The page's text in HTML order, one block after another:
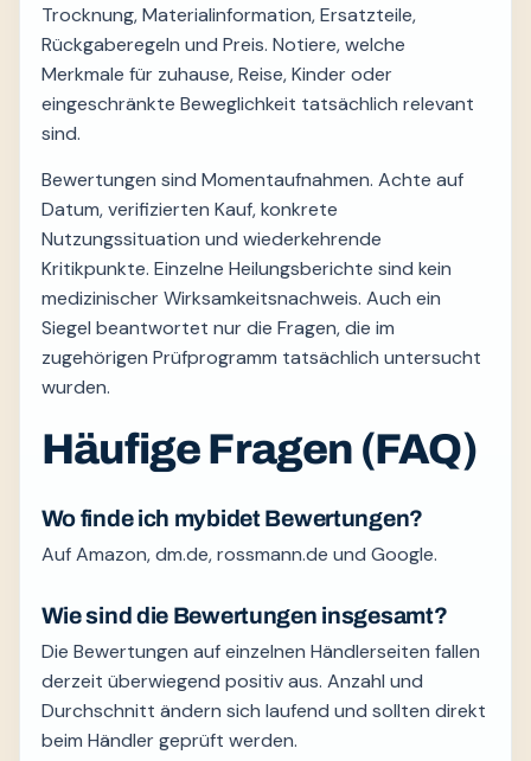
Trocknung, Materialinformation, Ersatzteile,
Rückgaberegeln und Preis. Notiere, welche
Merkmale für zuhause, Reise, Kinder oder
eingeschränkte Beweglichkeit tatsächlich relevant
sind.
Bewertungen sind Momentaufnahmen. Achte auf
Datum, verifizierten Kauf, konkrete
Nutzungssituation und wiederkehrende
Kritikpunkte. Einzelne Heilungsberichte sind kein
medizinischer Wirksamkeitsnachweis. Auch ein
Siegel beantwortet nur die Fragen, die im
zugehörigen Prüfprogramm tatsächlich untersucht
wurden.
Häufige Fragen (FAQ)
Wo finde ich mybidet Bewertungen?
Auf Amazon, dm.de, rossmann.de und Google.
Wie sind die Bewertungen insgesamt?
Die Bewertungen auf einzelnen Händlerseiten fallen
derzeit überwiegend positiv aus. Anzahl und
Durchschnitt ändern sich laufend und sollten direkt
beim Händler geprüft werden.